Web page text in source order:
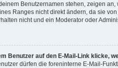
Benutzernamen stehen, zeigen
Ranges nicht direkt ändern, da sie
nicht und ein Moderator oder
Benutzer auf den E-Mail-Link klicke,
dürfen die foreninterne E-Mail-